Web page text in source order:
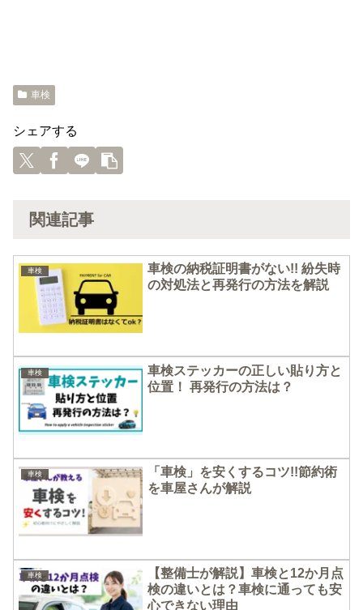
車検
シェアする
関連記事
車検
車検の納税証明書がない!! 紛失時
の対処法と再発行の方法を解説
車検
車検ステッカーの正しい貼り方と
位置！ 再発行の方法は？
車検
「車検」を安くするコツ!!節約術
を車屋さんが解説
車検
【整備士が解説】車検と12か月点
検の違いとは？車検に通っても安
心できない理由